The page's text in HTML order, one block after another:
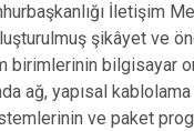
İletişim
şikâyet ve
bilgisayar
ağ, yapısal
ve paket